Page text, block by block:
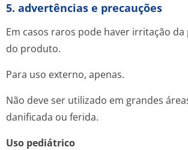
5. advertências e precauções
Em casos raros pode haver irritação da
do produto.
Para uso externo, apenas.
Não deve ser utilizado em grandes
danificada ou ferida.
Uso pediátrico